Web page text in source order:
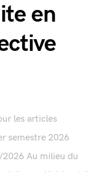
en
les articles
semestre 2026
Au milieu du